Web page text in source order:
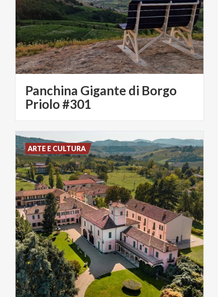
Panchina Gigante di Borgo
Priolo #301
ARTE E CULTURA